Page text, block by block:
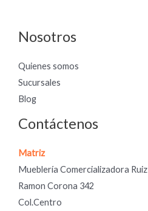
Nosotros
Quienes somos
Sucursales
Blog
Contáctenos
Matriz
Mueblería Comercializadora Ruiz
Ramon Corona 342
Col.Centro